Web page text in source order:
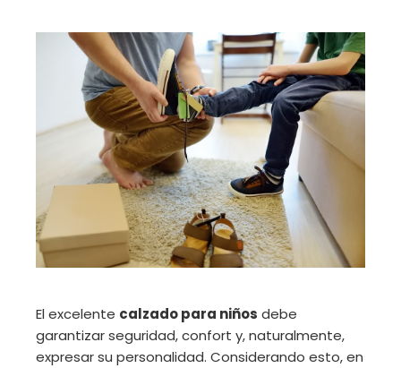
El excelente calzado para niños debe
garantizar seguridad, confort y, naturalmente,
expresar su personalidad. Considerando esto, en